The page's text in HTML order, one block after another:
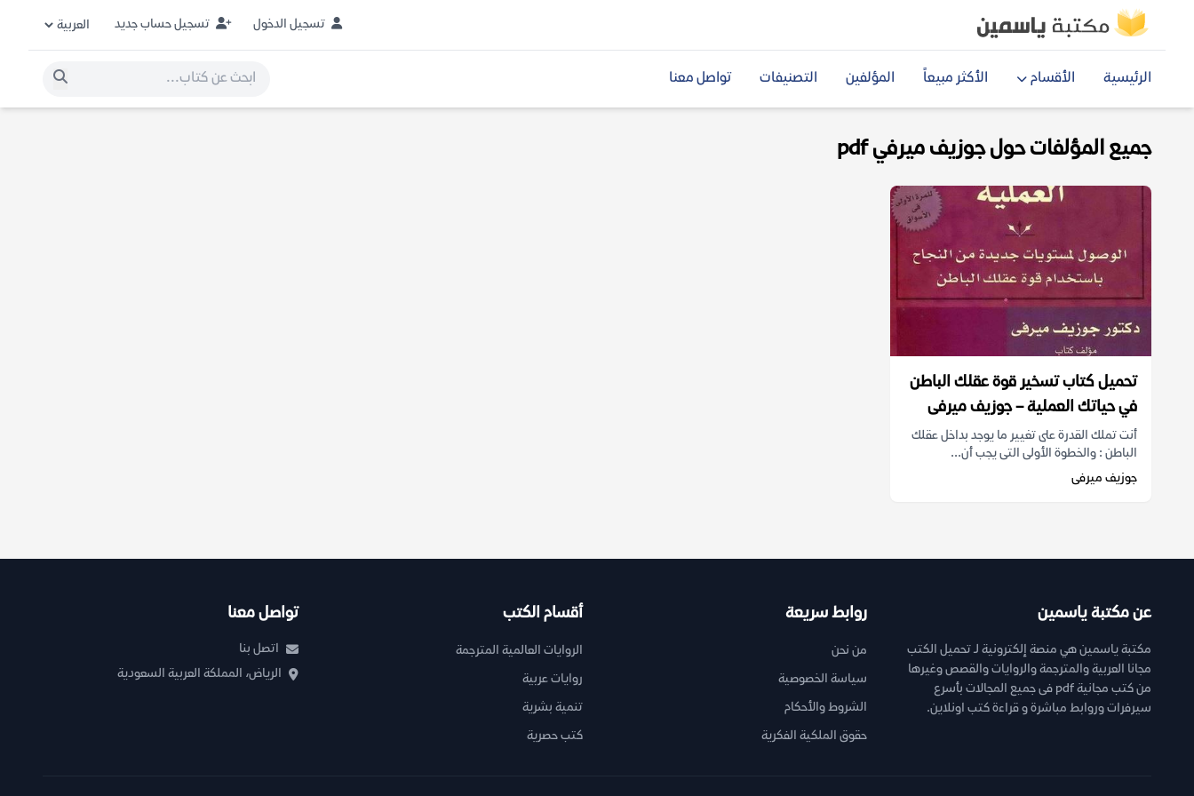
تسجيل الدخول تسجيل حساب جديد
الرئيسية الأقسام الأكثر مبيعاً المؤلفين التصنيفات تواصل معنا
جميع المؤلفات حول جوزيف ميرفي pdf
تحميل كتاب تسخير قوة عقلك الباطن
في حياتك العملية – جوزيف ميرفى
أنت تملك القدرة على تغيير ما يوجد بداخل عقلك
الباطن : والخطوة الأولى التى يجب أن...
جوزيف ميرفى
عن مكتبة ياسمين
مكتبة ياسمين هي منصة إلكترونية لـ تحميل الكتب
مجانا العربية والمترجمة والروايات والقصص وغيرها
من كتب مجانية pdf فى جميع المجالات بأسرع
سيرفرات وروابط مباشرة و قراءة كتب اونلاين.
روابط سريعة
من نحن
سياسة الخصوصية
الشروط والأحكام
حقوق الملكية الفكرية
أقسام الكتب
الروايات العالمية المترجمة
روايات عربية
تنمية بشرية
كتب حصرية
تواصل معنا
اتصل بنا
الرياض، المملكة العربية السعودية